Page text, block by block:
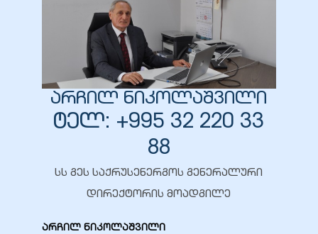
არჩილ ნიკოლაშვილი
ტელ: +995 32 220 33
88
სს გეს საქრუსენერგოს გენერალური
დირექტორის მოადგილე
არჩილ ნიკოლაშვილი